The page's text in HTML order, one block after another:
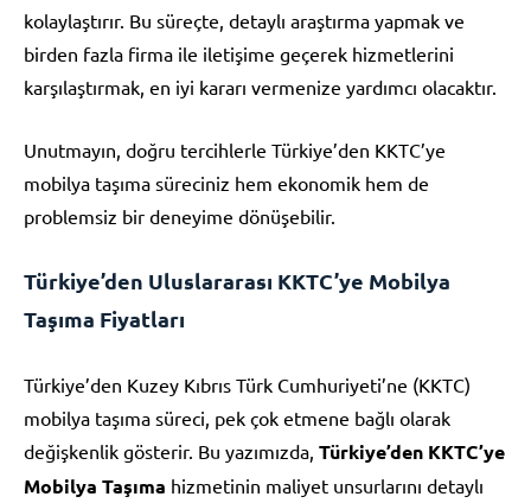
kolaylaştırır. Bu süreçte, detaylı araştırma yapmak ve
birden fazla firma ile iletişime geçerek hizmetlerini
karşılaştırmak, en iyi kararı vermenize yardımcı olacaktır.
Unutmayın, doğru tercihlerle Türkiye’den KKTC’ye
mobilya taşıma süreciniz hem ekonomik hem de
problemsiz bir deneyime dönüşebilir.
Türkiye’den Uluslararası KKTC’ye Mobilya
Taşıma Fiyatları
Türkiye’den Kuzey Kıbrıs Türk Cumhuriyeti’ne (KKTC)
mobilya taşıma süreci, pek çok etmene bağlı olarak
değişkenlik gösterir. Bu yazımızda, Türkiye’den KKTC’ye
Mobilya Taşıma hizmetinin maliyet unsurlarını detaylı